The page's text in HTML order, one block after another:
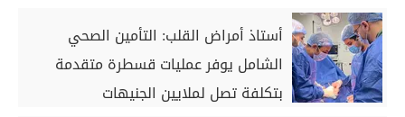
‎أستاذ أمراض القلب: التأمين الصحي
الشامل يوفر عمليات قسطرة متقدمة
بتكلفة تصل لملايين الجنيهات